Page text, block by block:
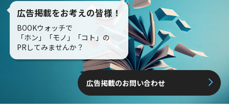
広告掲載をお考えの皆様！
BOOKウォッチで
「ホン」「モノ」「コト」の
PRしてみませんか？
広告掲載のお問い合わせ